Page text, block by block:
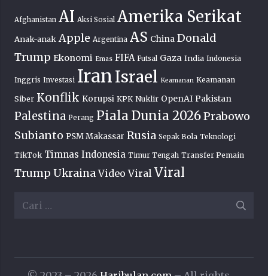
Afghanistan AI Aksi Sosial Amerika Serikat
Anak-anak Apple Argentina AS China Donald
Trump Ekonomi Emas FIFA Futsal Gaza India Indonesia
Inggris Investasi IranIsrael Keamanan Keamanan
Siber Konflik Korupsi KPK Nuklir OpenAI Pakistan
Palestina Perang Piala Dunia 2026Prabowo
Subianto PSM Makassar Rusia Sepak Bola Teknologi
TikTok Timnas Indonesia Timur Tengah Transfer Pemain
Trump Ukraina Video Viral Viral
Cari